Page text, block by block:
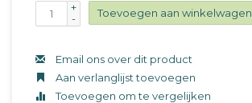
+
-
Toevoegen aan winkelwagen
Email ons over dit product
Aan verlanglijst toevoegen
Toevoegen om te vergelijken